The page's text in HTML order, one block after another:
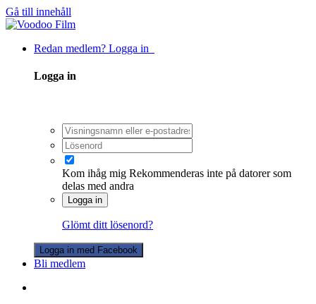
Gå till innehåll
Redan medlem? Logga in
Logga in
Kom ihåg mig Rekommenderas inte på datorer som
delas med andra
Logga in
Glömt ditt lösenord?
Logga in med Facebook
Bli medlem